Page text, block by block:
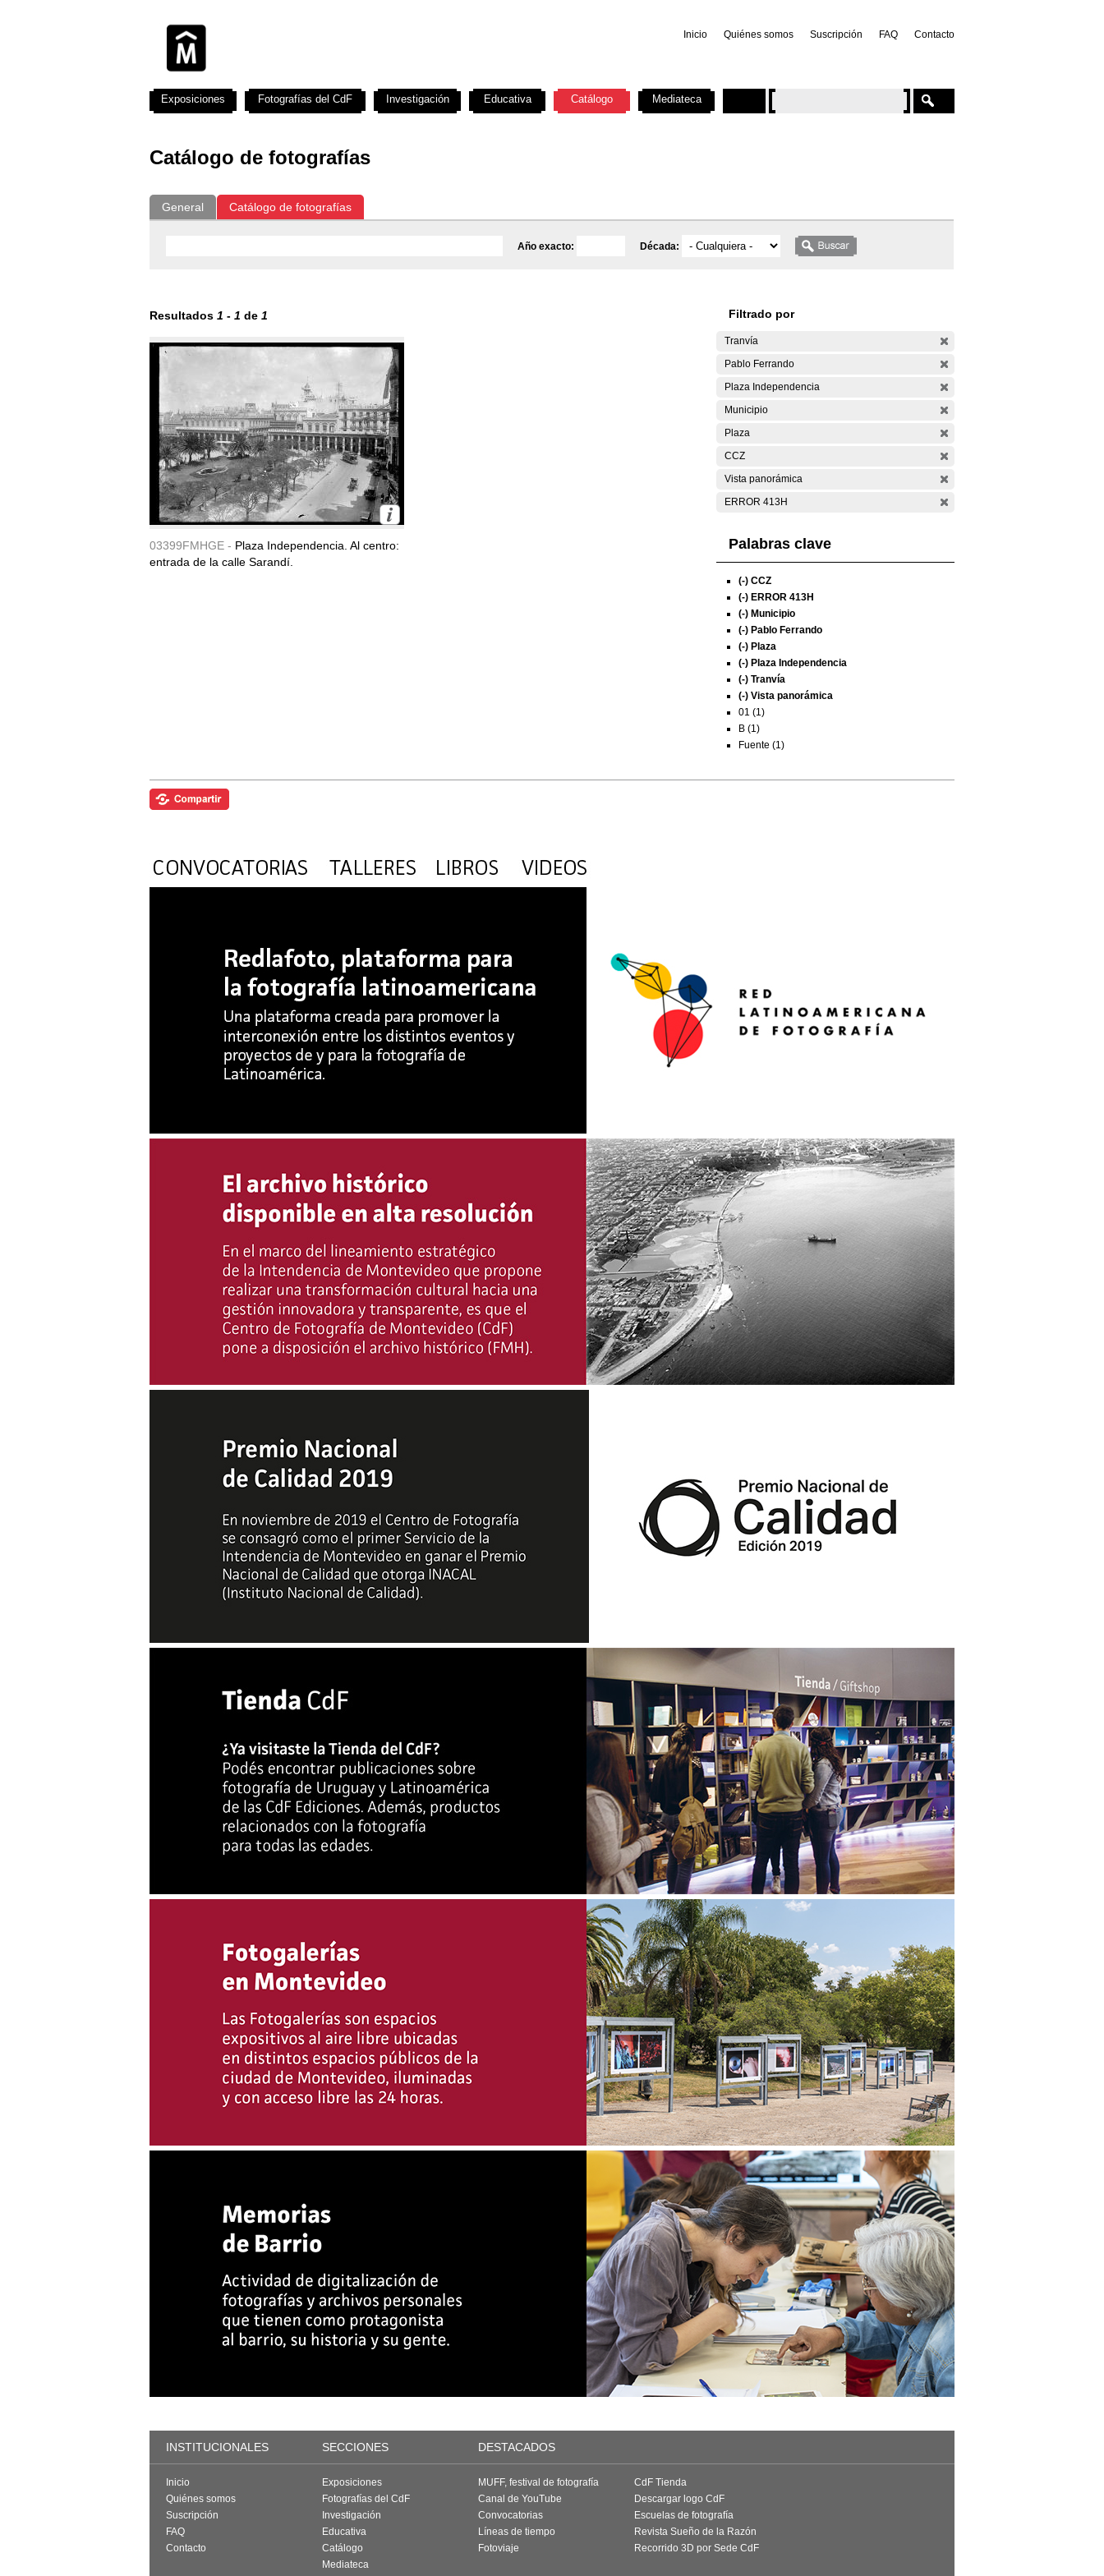
Inicio Quiénes somos Suscripción FAQ Contacto
Catálogo de fotografías
General Catálogo de fotografías
Año exacto: Década:
Resultados 1 - 1 de 1
03399FMHGE - Plaza Independencia. Al centro:
entrada de la calle Sarandí.
Filtrado por
Tranvía
Pablo Ferrando
Plaza Independencia
Municipio
Plaza
CCZ
Vista panorámica
ERROR 413H
Palabras clave
(-) CCZ
(-) ERROR 413H
(-) Municipio
(-) Pablo Ferrando
(-) Plaza
(-) Plaza Independencia
(-) Tranvía
(-) Vista panorámica
01 (1)
B (1)
Fuente (1)
Exposiciones Fotografías del CdF Investigación Educativa Catálogo Mediateca
INSTITUCIONALES SECCIONES DESTACADOS
Inicio
Quiénes somos
Suscripción
FAQ
Contacto
Exposiciones
Fotografías del CdF
Investigación
Educativa
Catálogo
Mediateca
MUFF, festival de fotografía
Canal de YouTube
Convocatorias
Líneas de tiempo
Fotoviaje
CdF Tienda
Descargar logo CdF
Escuelas de fotografía
Revista Sueño de la Razón
Recorrido 3D por Sede CdF